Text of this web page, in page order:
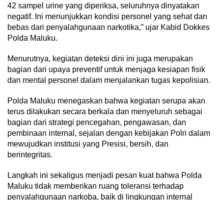
42 sampel urine yang diperiksa, seluruhnya dinyatakan
negatif. Ini menunjukkan kondisi personel yang sehat dan
bebas dari penyalahgunaan narkotika,” ujar Kabid Dokkes
Polda Maluku.
Menurutnya, kegiatan deteksi dini ini juga merupakan
bagian dari upaya preventif untuk menjaga kesiapan fisik
dan mental personel dalam menjalankan tugas kepolisian.
Polda Maluku menegaskan bahwa kegiatan serupa akan
terus dilakukan secara berkala dan menyeluruh sebagai
bagian dari strategi pencegahan, pengawasan, dan
pembinaan internal, sejalan dengan kebijakan Polri dalam
mewujudkan institusi yang Presisi, bersih, dan
berintegritas.
Langkah ini sekaligus menjadi pesan kuat bahwa Polda
Maluku tidak memberikan ruang toleransi terhadap
penyalahgunaan narkoba, baik di lingkungan internal